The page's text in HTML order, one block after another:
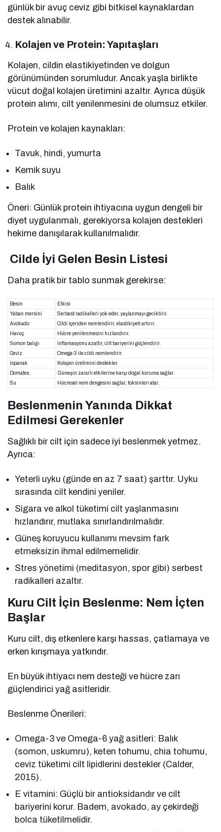
günlük bir avuç ceviz gibi bitkisel kaynaklardan
destek alınabilir.
Kolajen ve Protein: Yapıtaşları
Kolajen, cildin elastikiyetinden ve dolgun
görünümünden sorumludur. Ancak yaşla birlikte
vücut doğal kolajen üretimini azaltır. Ayrıca düşük
protein alımı, cilt yenilenmesini de olumsuz etkiler.
Protein ve kolajen kaynakları:
Tavuk, hindi, yumurta
Kemik suyu
Balık
Öneri: Günlük protein ihtiyacına uygun dengeli bir
diyet uygulanmalı, gerekiyorsa kolajen destekleri
hekime danışılarak kullanılmalıdır.
Cilde İyi Gelen Besin Listesi
Daha pratik bir tablo sunmak gerekirse:
Besin
Etkisi
Yaban mersini
Serbest radikalleri yok eder, yaşlanmayı geciktirir.
Avokado
Cildi içeriden nemlendirir, elastikiyeti artırır.
Havuç
Hücre yenilenmesini hızlandırır.
Somon balığı
İnflamasyonu azaltır, cilt bariyerini güçlendirir.
Ceviz
Omega-3 ile cildi nemlendirir.
Ispanak
Kolajen üretimini destekler.
Domates
Güneşin zararlı etkilerine karşı doğal koruma sağlar.
Su
Hücresel nem dengesini sağlar, toksinleri atar.
Beslenmenin Yanında Dikkat
Edilmesi Gerekenler
Sağlıklı bir cilt için sadece iyi beslenmek yetmez.
Ayrıca:
Yeterli uyku (günde en az 7 saat) şarttır. Uyku
sırasında cilt kendini yeniler.
Sigara ve alkol tüketimi cilt yaşlanmasını
hızlandırır, mutlaka sınırlandırılmalıdır.
Güneş koruyucu kullanımı mevsim fark
etmeksizin ihmal edilmemelidir.
Stres yönetimi (meditasyon, spor gibi) serbest
radikalleri azaltır.
Kuru Cilt İçin Beslenme: Nem İçten
Başlar
Kuru cilt, dış etkenlere karşı hassas, çatlamaya ve
erken kırışmaya yatkındır.
En büyük ihtiyacı nem desteği ve hücre zarı
güçlendirici yağ asitleridir.
Beslenme Önerileri:
Omega-3 ve Omega-6 yağ asitleri: Balık
(somon, uskumru), keten tohumu, chia tohumu,
ceviz tüketimi cilt lipidlerini destekler (Calder,
2015).
E vitamini: Güçlü bir antioksidandır ve cilt
bariyerini korur. Badem, avokado, ay çekirdeği
bolca tüketilmelidir.